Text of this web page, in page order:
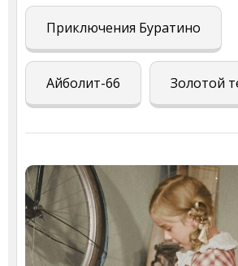
Приключения Буратино
Айболит-66 Золотой